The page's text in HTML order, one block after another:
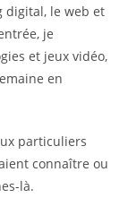
digital, le web et
je
et jeux vidéo,
en
particuliers
connaître ou
là.